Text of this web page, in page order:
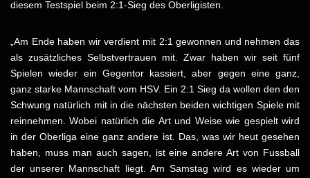
diesem Testspiel beim 2:1-Sieg des Oberligisten.
„Am Ende haben wir verdient mit 2:1 gewonnen und nehmen das
als zusätzliches Selbstvertrauen mit. Zwar haben wir seit fünf
Spielen wieder ein Gegentor kassiert, aber gegen eine ganz,
ganz starke Mannschaft vom HSV. Ein 2:1 Sieg da wollen den den
Schwung natürlich mit in die nächsten beiden wichtigen Spiele mit
reinnehmen. Wobei natürlich die Art und Weise wie gespielt wird
in der Oberliga eine ganz andere ist. Das, was wir heut gesehen
haben, muss man auch sagen, ist eine andere Art von Fussball
der unserer Mannschaft liegt. Am Samstag wird es wieder um